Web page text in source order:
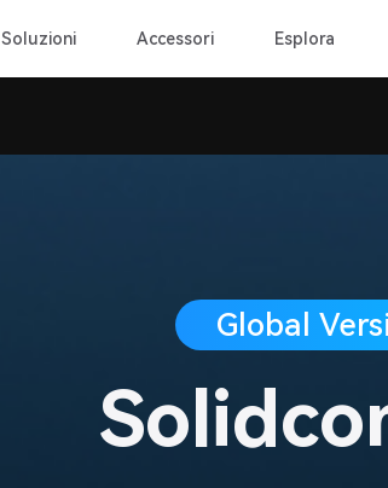
Soluzioni Accessori Esplora
Global